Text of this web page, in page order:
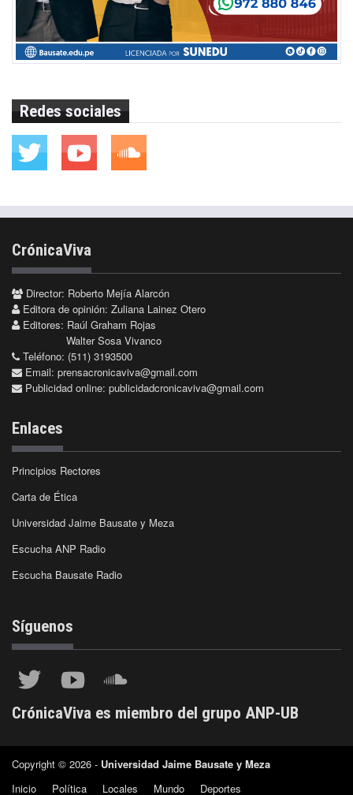
Redes sociales
CrónicaViva
Director: Roberto Mejía Alarcón
Editora de opinión: Zuliana Lainez Otero
Editores: Raúl Graham Rojas
Walter Sosa Vivanco
Teléfono: (511) 3193500
Email: prensacronicaviva@gmail.com
Publicidad online: publicidadcronicaviva@gmail.com
Enlaces
Principios Rectores
Carta de Ética
Universidad Jaime Bausate y Meza
Escucha ANP Radio
Escucha Bausate Radio
Síguenos
CrónicaViva es miembro del grupo ANP-UB
Copyright © 2026 - Universidad Jaime Bausate y Meza
Inicio
Política Locales Mundo Deportes